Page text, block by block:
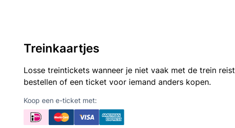
Treinkaartjes
Losse treintickets wanneer je niet vaak met de trein
bestellen of een ticket voor iemand anders kopen.
Koop een e-ticket met: